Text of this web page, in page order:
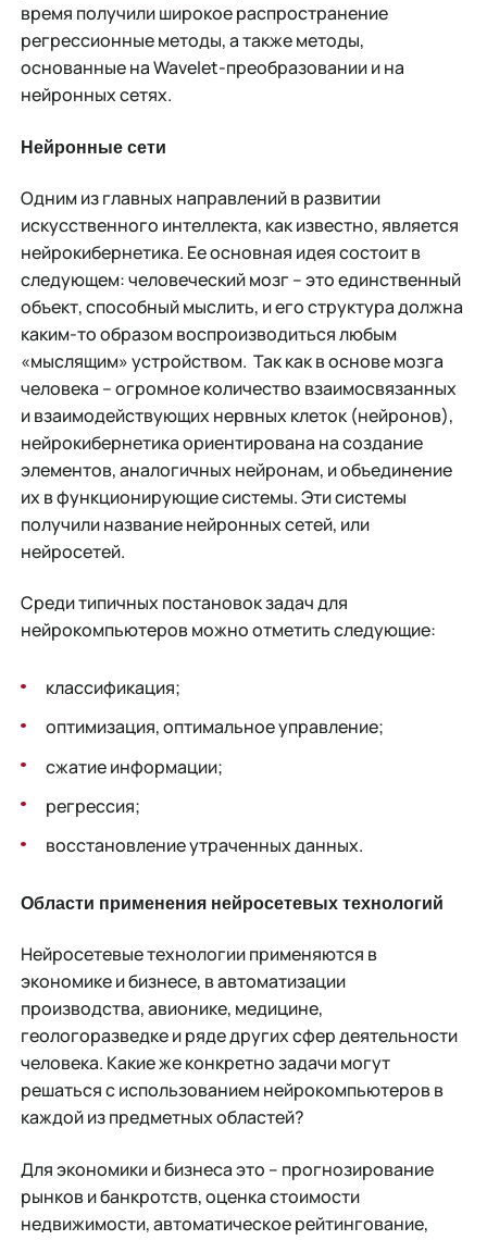
время получили широкое распространение
регрессионные методы, а также методы,
основанные на Wavelet-преобразовании и на
нейронных сетях.
Нейронные сети
Одним из главных направлений в развитии
искусственного интеллекта, как известно, является
нейрокибернетика. Ее основная идея состоит в
следующем: человеческий мозг – это единственный
объект, способный мыслить, и его структура должна
каким-то образом воспроизводиться любым
«мыслящим» устройством. Так как в основе мозга
человека – огромное количество взаимосвязанных
и взаимодействующих нервных клеток (нейронов),
нейрокибернетика ориентирована на создание
элементов, аналогичных нейронам, и объединение
их в функционирующие системы. Эти системы
получили название нейронных сетей, или
нейросетей.
Среди типичных постановок задач для
нейрокомпьютеров можно отметить следующие:
классификация;
оптимизация, оптимальное управление;
сжатие информации;
регрессия;
восстановление утраченных данных.
Области применения нейросетевых технологий
Нейросетевые технологии применяются в
экономике и бизнесе, в автоматизации
производства, авионике, медицине,
геологоразведке и ряде других сфер деятельности
человека. Какие же конкретно задачи могут
решаться с использованием нейрокомпьютеров в
каждой из предметных областей?
Для экономики и бизнеса это – прогнозирование
рынков и банкротств, оценка стоимости
недвижимости, автоматическое рейтингование,